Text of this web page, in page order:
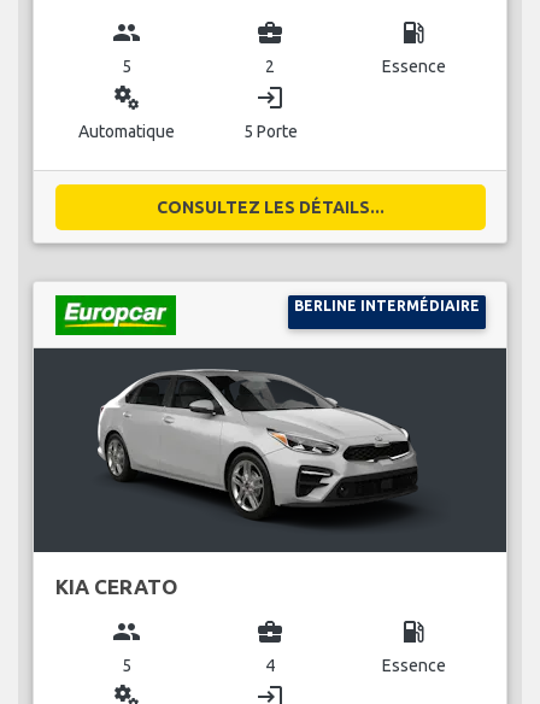
group
5
business_center
2
local_gas_station
Essence
miscellaneous_services
Automatique
login
5 Porte
CONSULTEZ LES DÉTAILS...
BERLINE INTERMÉDIAIRE
KIA CERATO
group
5
business_center
4
local_gas_station
Essence
miscellaneous_services login